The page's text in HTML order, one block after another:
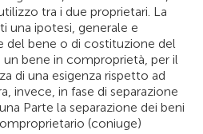
tra i due proprietari. La
una ipotesi, generale e
del bene o di costituzione del
un bene in comproprietà, per il
di una esigenza rispetto ad
invece, in fase di separazione
Parte la separazione dei beni
(coniuge)